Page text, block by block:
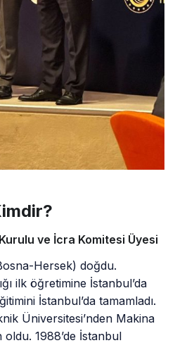
ve İcra Komitesi Üyesi
Hersek) doğdu.
ilk öğretimine İstanbul’da
İstanbul’da tamamladı.
Üniversitesi’nden Makina
1988’de İstanbul